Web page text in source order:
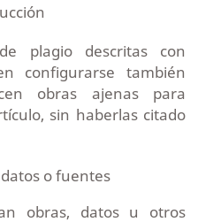
plagio descritas con
configurarse también
obras ajenas para
sin haberlas citado
o fuentes
obras, datos u otros